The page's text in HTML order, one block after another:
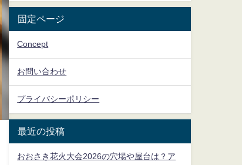
固定ページ
Concept
お問い合わせ
プライバシーポリシー
最近の投稿
おおさき花火大会2026の穴場や屋台は？ア